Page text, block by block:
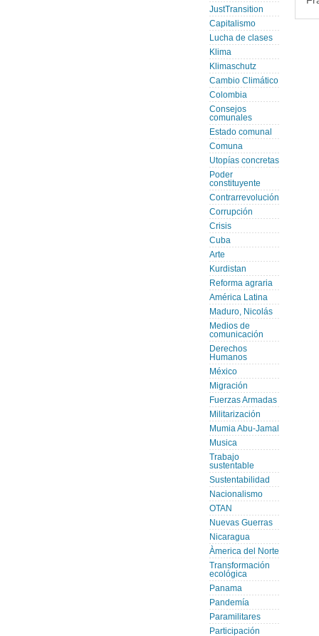
JustTransition
Capitalismo
Lucha de clases
Klima
Klimaschutz
Cambio Climático
Colombia
Consejos
comunales
Estado comunal
Comuna
Utopías concretas
Poder
constituyente
Contrarrevolución
Corrupción
Crisis
Cuba
Arte
Kurdistan
Reforma agraria
América Latina
Maduro, Nicolás
Medios de
comunicación
Derechos
Humanos
México
Migración
Fuerzas Armadas
Militarización
Mumia Abu-Jamal
Musica
Trabajo
sustentable
Sustentabilidad
Nacionalismo
OTAN
Nuevas Guerras
Nicaragua
Àmerica del Norte
Transformación
ecológica
Panama
Pandemía
Paramilitares
Participación